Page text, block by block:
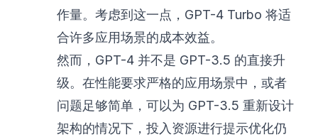
作量。考虑到这一点，GPT-4 Turbo 将适
合许多应用场景的成本效益。
然而，GPT-4 并不是 GPT-3.5 的直接升
级。在性能要求严格的应用场景中，或者
问题足够简单，可以为 GPT-3.5 重新设计
架构的情况下，投入资源进行提示优化仍